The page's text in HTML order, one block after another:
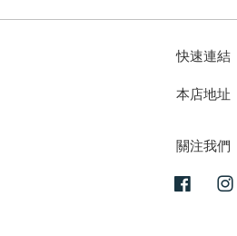
快速連結
本店地址
關注我們